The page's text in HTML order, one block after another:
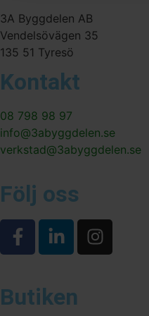
3A Byggdelen AB
Vendelsövägen 35
135 51 Tyresö
Kontakt
08 798 98 97
info@3abyggdelen.se
verkstad@3abyggdelen.se
Följ oss
Butiken